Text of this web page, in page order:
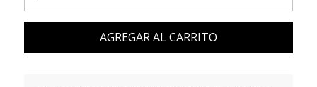
AGREGAR AL CARRITO